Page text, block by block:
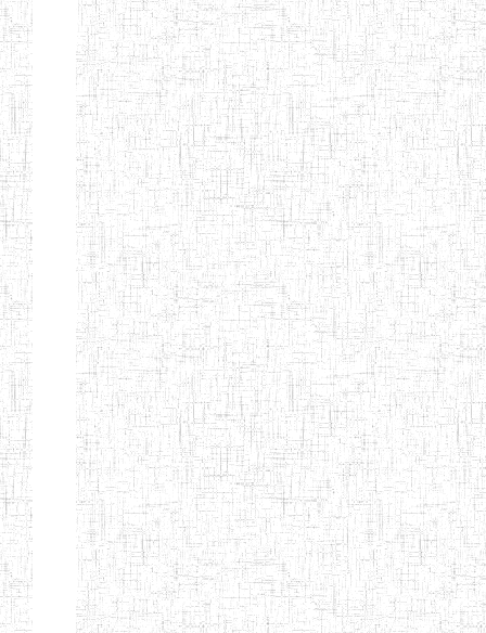
Afficher Page 2 sur 13 Total: 307
Début Préc. 1 2 3 4 5
6
Suivant
Fin
Etablissements
d'enseignement
secondaire
technique
et
professionnel
ESTP